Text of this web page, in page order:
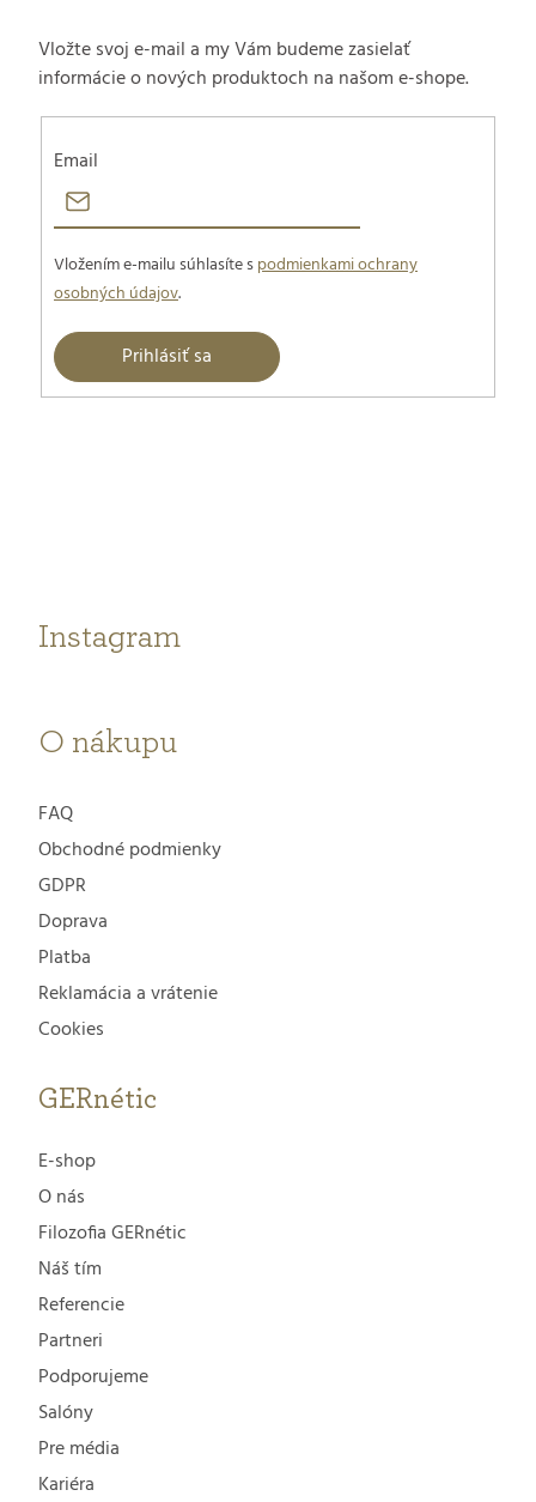
Vložte svoj e-mail a my Vám budeme zasielať
informácie o nových produktoch na našom e-shope.
Email
Vložením e-mailu súhlasíte spodmienkami ochrany
osobných údajov.
Prihlásiť sa
Instagram
O nákupu
FAQ
Obchodné podmienky
GDPR
Doprava
Platba
Reklamácia a vrátenie
Cookies
GERnétic
E-shop
O nás
Filozofia GERnétic
Náš tím
Referencie
Partneri
Podporujeme
Salóny
Pre média
Kariéra